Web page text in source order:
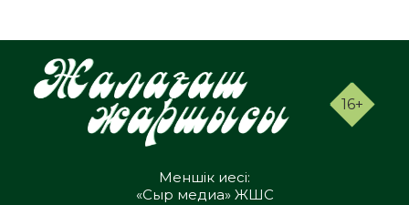
16+
Меншік иесі:
«Сыр медиа» ЖШС